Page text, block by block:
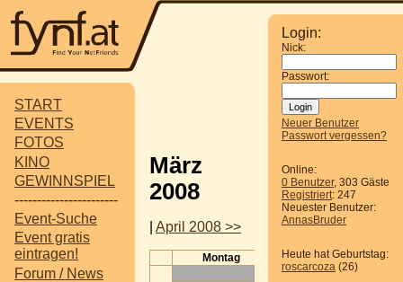
START
EVENTS
FOTOS
KINO
GEWINNSPIEL
-----------------------
Event-Suche
Event gratis
eintragen!
Forum / News
Login:
Nick:
Passwort:
Neuer Benutzer
Passwort vergessen?
Online:
0 Benutzer, 303 Gäste
Registriert: 247
Neuester Benutzer:
AnnasBruder
Heute hat Geburtstag:
roscarcoza (26)
März
2008
April 2008 >>
Montag Dienstag